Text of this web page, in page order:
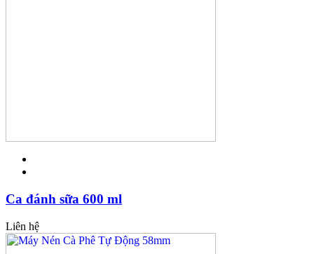
Ca đánh sữa 600 ml
Liên hệ